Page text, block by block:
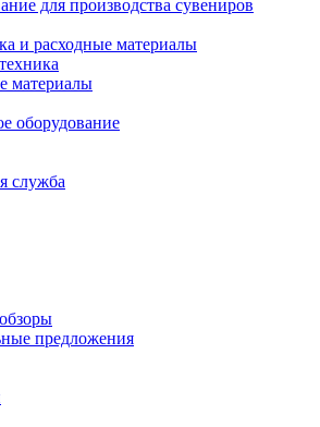
для производства сувениров
и расходные материалы
материалы
оборудование
служба
предложения